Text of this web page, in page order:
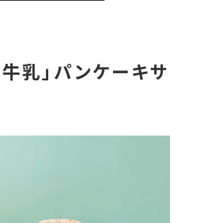
乳」パンケーキサ